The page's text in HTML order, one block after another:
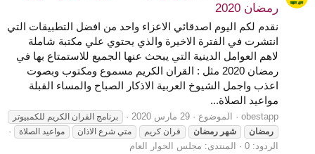
رمضان 2020
نقدم لكم اليوم اصدقائي الاعزاء واحد من افضل التطبيقات التي
انتشرت في الفترة الاخيرة والذي يحتوي علي مكتبة شاملة
لاهم العوامل الدينية التي يبحث عنها الجميع للاستمتاع بها في
رمضان 2020 مثل : القران الكريم مسموع ومكتوب وبصوت
اعذب واجمل الشيوخ العربية الاذكار الصباح والمساء القبلة
مواعيد الصلاة...
obestapp الموضوع 29 مارس 2020
برنامج القران الكريم للكمبيوتر
رمضان
شهر رمضان قران كريم متي شرع الاذان مواعيد الصلاة
الردود: 0 المنتدى: مجلس الحوار العام